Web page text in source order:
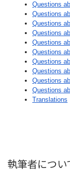
Questions
Questions
Questions
Questions
Questions
Questions
Questions
Questions
Questions
Questions
Translations
執筆者につい